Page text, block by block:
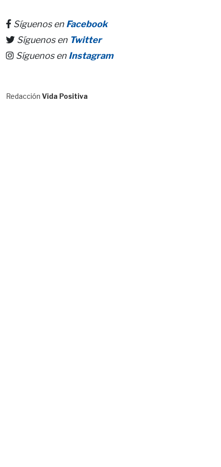
Síguenos en Facebook
Síguenos en Twitter
Síguenos en Instagram
Redacción Vida Positiva